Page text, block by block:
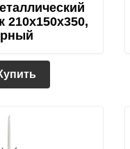
210х150х350,